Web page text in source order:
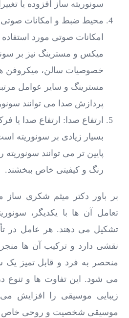
سونوریته ساز افزوده یا
محیط ضبط و امکانات
امکانات صوتی مورد
میکس و مسترینگ نیز بر
خصوصیات سالن، میکروفن
مسترینگ و سایر عوامل
پردازش صدا می‌ توانند
ارتفاع صدا: ارتفاع صدا یا
بسیار زیادی بر سونوریته
پایین تر می ‌توانند سونوریته
رنگ و کیفیتی خاص ببخشند.
بر باور دکتر میثم شکری ساز
تعامل آن ‌ها با یکدیگر،
تشکیل می ‌دهند. هر عامل در
نقشی دارد و ترکیب آن‌ ها
منحصر به فرد و قابل تمیز یک
می‌ شود. این تفاوت ‌ها و تنوع
زیبایی موسیقی را افزایش
موسیقی شخصیت و روحی خاص